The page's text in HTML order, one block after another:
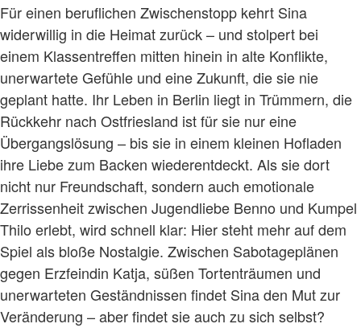
Für einen beruflichen Zwischenstopp kehrt Sina
widerwillig in die Heimat zurück – und stolpert bei
einem Klassentreffen mitten hinein in alte Konflikte,
unerwartete Gefühle und eine Zukunft, die sie nie
geplant hatte. Ihr Leben in Berlin liegt in Trümmern, die
Rückkehr nach Ostfriesland ist für sie nur eine
Übergangslösung – bis sie in einem kleinen Hofladen
ihre Liebe zum Backen wiederentdeckt. Als sie dort
nicht nur Freundschaft, sondern auch emotionale
Zerrissenheit zwischen Jugendliebe Benno und Kumpel
Thilo erlebt, wird schnell klar: Hier steht mehr auf dem
Spiel als bloße Nostalgie. Zwischen Sabotageplänen
gegen Erzfeindin Katja, süßen Tortenträumen und
unerwarteten Geständnissen findet Sina den Mut zur
Veränderung – aber findet sie auch zu sich selbst?